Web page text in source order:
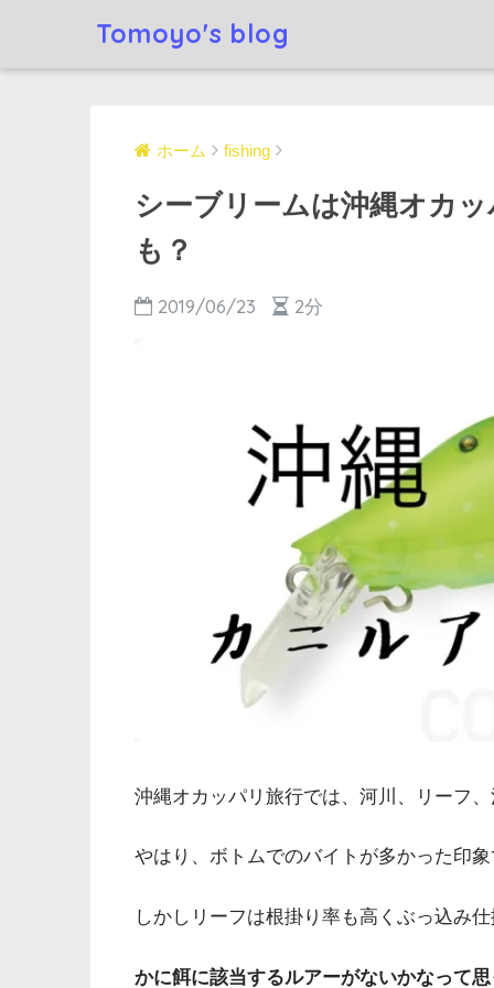
Tomoyo's blog
ホーム fishing
シーブリームは沖縄オカ
も？
2019/06/23 2分
沖縄オカッパリ旅行では、河川、リーフ
やはり、ボトムでのバイトが多かった印
しかしリーフは根掛り率も高くぶっ込み
かに餌に該当するルアーがないかなって